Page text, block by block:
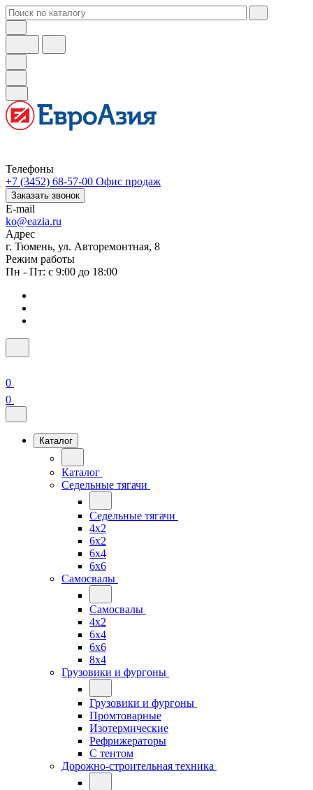
Телефоны
+7 (3452) 68-57-00 Офис продаж
Заказать звонок
E-mail
ko@eazia.ru
Адрес
г. Тюмень, ул. Авторемонтная, 8
Режим работы
Пн - Пт: с 9:00 до 18:00
0
0
Каталог
Каталог
Седельные тягачи
Седельные тягачи
4x2
6x2
6x4
6x6
Самосвалы
Самосвалы
4x2
6x4
6x6
8x4
Грузовики и фургоны
Грузовики и фургоны
Промтоварные
Изотермические
Рефрижераторы
С тентом
Дорожно-строительная техника